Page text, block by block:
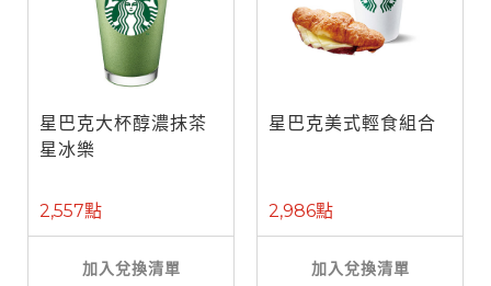
星巴克大杯醇濃抹茶
星冰樂
2,557點
加入兌換清單
星巴克美式輕食組合
2,986點
加入兌換清單